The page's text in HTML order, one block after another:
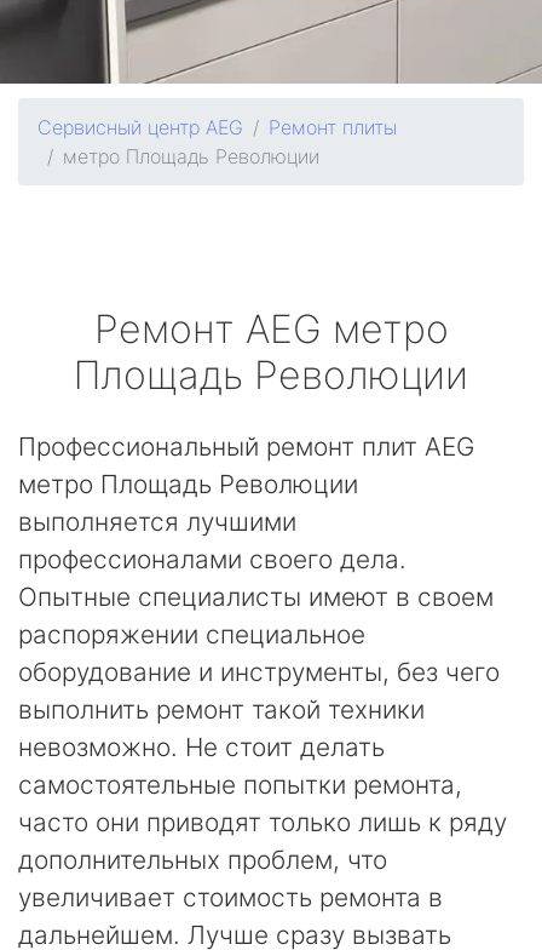
Сервисный центр AEG
Ремонт плиты
метро Площадь Революции
Ремонт AEG метро
Площадь Революции
Профессиональный ремонт плит AEG
метро Площадь Революции
выполняется лучшими
профессионалами своего дела.
Опытные специалисты имеют в своем
распоряжении специальное
оборудование и инструменты, без чего
выполнить ремонт такой техники
невозможно. Не стоит делать
самостоятельные попытки ремонта,
часто они приводят только лишь к ряду
дополнительных проблем, что
увеличивает стоимость ремонта в
дальнейшем. Лучше сразу вызвать